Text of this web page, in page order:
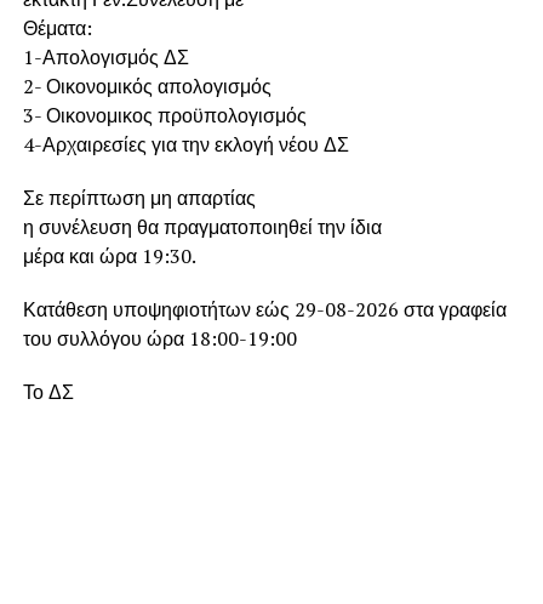
Θέματα:
1-Απολογισμός ΔΣ
2- Οικονομικός απολογισμός
3- Οικονομικος προϋπολογισμός
4-Αρχαιρεσίες για την εκλογή νέου ΔΣ
Σε περίπτωση μη απαρτίας
η συνέλευση θα πραγματοποιηθεί την ίδια
μέρα και ώρα 19:30.
Κατάθεση υποψηφιοτήτων εώς 29-08-2026 στα γραφεία
του συλλόγου ώρα 18:00-19:00
Το ΔΣ